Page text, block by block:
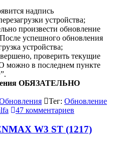
надпись
устройства;
произвести обновление
успешного обновления
устройства;
проверить текущие
можно в последнем пункте
ОБЯЗАТЕЛЬНО
Тег: Обновление
47 комментариев
W3 ST (1217)